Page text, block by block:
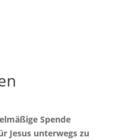
Spende
Jesus unterwegs zu